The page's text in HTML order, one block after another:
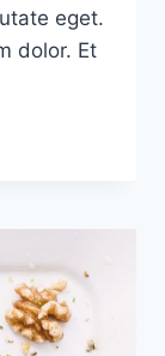
eget.
dolor. Et